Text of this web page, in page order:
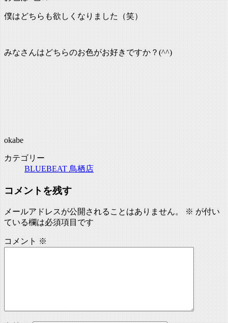
僕はどちらも欲しくなりました（笑）
みなさんはどちらのお色がお好きですか？(^^)
okabe
カテゴリー
BLUEBEAT 鳥栖店
コメントを残す
メールアドレスが公開されることはありません。 ※が付い
ている欄は必須項目です
コメント※